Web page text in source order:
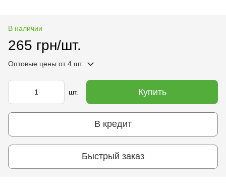
В наличии
265 грн/шт.
Оптовые цены от 4 шт.
шт. Купить
В кредит
Быстрый заказ